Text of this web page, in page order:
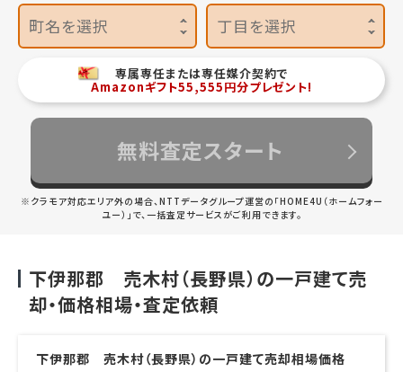
町名を選択 丁目を選択
専属専任または専任媒介契約で
Amazonギフト55,555円分プレゼント!
無料査定スタート
※クラモア対応エリア外の場合、NTTデータグループ運営の「HOME4U（ホームフォー
ユー）」で、一括査定サービスがご利用できます。
下伊那郡 売木村（長野県）の一戸建て売
却・価格相場・査定依頼
下伊那郡 売木村（長野県）の一戸建て売却相場価格